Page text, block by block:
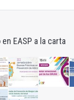
EASP a la carta